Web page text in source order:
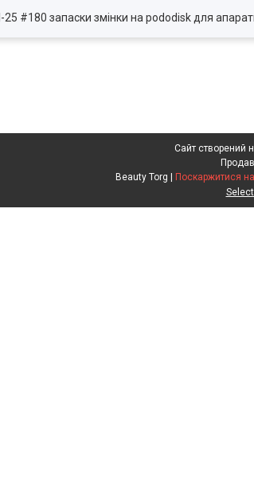
#180 запаски змінки на pododisk для
Сайт створений
Поскаржитися